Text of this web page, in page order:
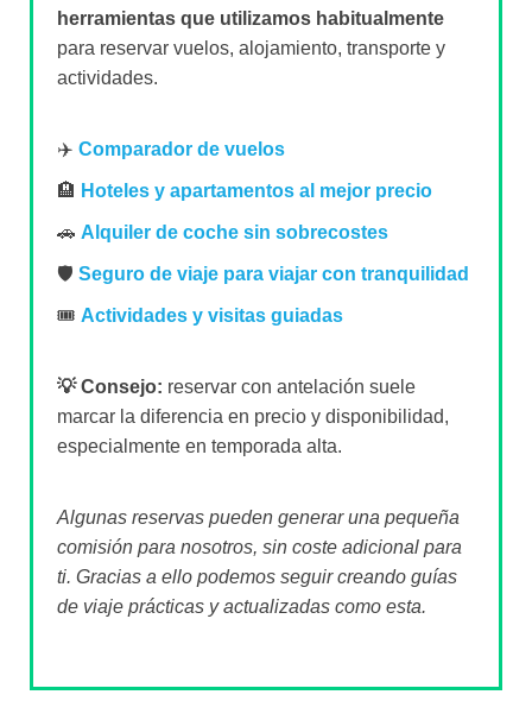
herramientas que utilizamos habitualmente
para reservar vuelos, alojamiento, transporte y
actividades.
✈️ Comparador de vuelos
🏨 Hoteles y apartamentos al mejor precio
🚗 Alquiler de coche sin sobrecostes
🛡️ Seguro de viaje para viajar con tranquilidad
🎟️ Actividades y visitas guiadas
💡 Consejo: reservar con antelación suele
marcar la diferencia en precio y disponibilidad,
especialmente en temporada alta.
Algunas reservas pueden generar una pequeña
comisión para nosotros, sin coste adicional para
ti. Gracias a ello podemos seguir creando guías
de viaje prácticas y actualizadas como esta.